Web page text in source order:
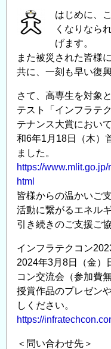
はじめに、
くなりなら
げます。
また被災された皆様
共に、一刻も早い復
さて、高専生を対象
テスト「インフラテ
テナンス大賞におい
和6年1月18日（木）
ました。
https://
html
皆様からの温かいご
活動に繋がるエネル
引き続きのご支援ご
インフラテクコン
2024年3月8日（金）
コン交流会（参加費
授賞作品のプレゼン
しください。
https://
＜問い合わせ先＞